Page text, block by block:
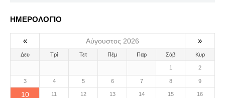
ΗΜΕΡΟΛΟΓΙΟ
« Αύγουστος 2026 »
Δευ Τρί Τετ Πέμ Παρ Σάβ Κυρ
1 2
3 4 5 6 7 8 9
10 11 12 13 14 15 16